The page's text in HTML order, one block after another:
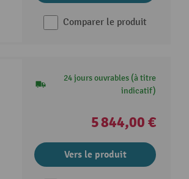
Comparer le produit
24 jours ouvrables (à titre
indicatif)
5 844,00 €
Vers le produit